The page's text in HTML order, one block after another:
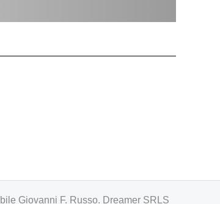
Giovanni F. Russo. Dreamer SRLS